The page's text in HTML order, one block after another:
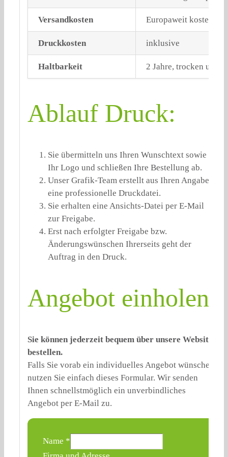
Versandkosten Europaweit
Druckkosten inklusive
Haltbarkeit 2 Jahre, trocken und
Ablauf Druck:
Sie übermitteln uns Ihren Wunschtext sowie
Ihr Logo und schließen Ihre Bestellung ab.
Unser Grafik-Team erstellt aus Ihren Angaben
eine professionelle Druckdatei.
Sie erhalten eine Ansichts-Datei per E-Mail
zur Freigabe.
Erst nach erfolgter Freigabe bzw.
Änderungswünschen Ihrerseits geht der
Auftrag in den Druck.
Angebot einholen:
Sie können jederzeit bequem über unsere Website
bestellen.
Falls Sie vorab ein individuelles Angebot wünschen,
nutzen Sie einfach dieses Formular. Wir senden
Ihnen schnellstmöglich ein unverbindliches
Angebot per E-Mail zu.
Name *